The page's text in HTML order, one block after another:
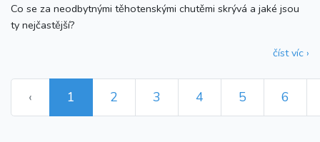
Co se za neodbytnými těhotenskými chutěmi skrývá a jaké jsou
ty nejčastější?
číst víc ›
‹ 1 2 3 4 5 6